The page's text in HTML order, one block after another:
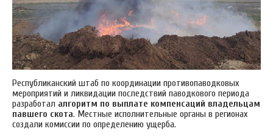
Республиканский штаб по координации противопаводковых
мероприятий и ликвидации последствий паводкового периода
разработал алгоритм по выплате компенсаций владельцам
павшего скота. Местные исполнительные органы в регионах
создали комиссии по определению ущерба.